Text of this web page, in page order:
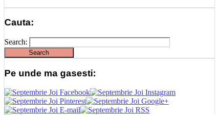
Cauta:
Search:
Pe unde ma gasesti: